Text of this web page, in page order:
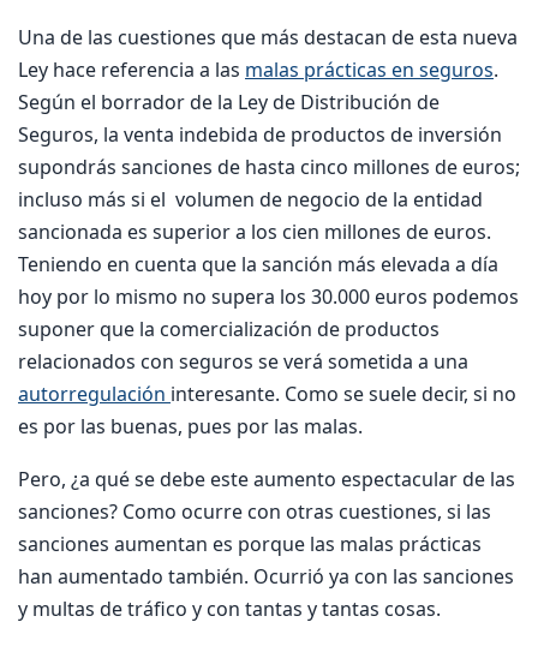
Una de las cuestiones que más destacan de esta nueva
Ley hace referencia a las malas prácticas en seguros.
Según el borrador de la Ley de Distribución de
Seguros, la venta indebida de productos de inversión
supondrás sanciones de hasta cinco millones de euros;
incluso más si el volumen de negocio de la entidad
sancionada es superior a los cien millones de euros.
Teniendo en cuenta que la sanción más elevada a día
hoy por lo mismo no supera los 30.000 euros podemos
suponer que la comercialización de productos
relacionados con seguros se verá sometida a una
autorregulación interesante. Como se suele decir, si no
es por las buenas, pues por las malas.
Pero, ¿a qué se debe este aumento espectacular de las
sanciones? Como ocurre con otras cuestiones, si las
sanciones aumentan es porque las malas prácticas
han aumentado también. Ocurrió ya con las sanciones
y multas de tráfico y con tantas y tantas cosas.